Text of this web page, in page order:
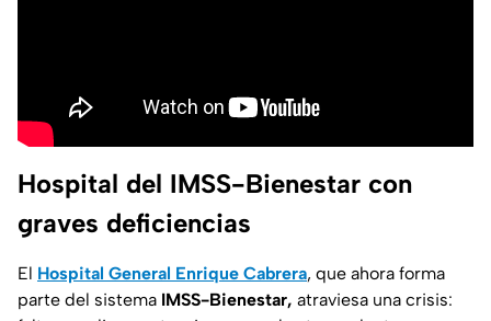
Hospital del IMSS-Bienestar con
graves deficiencias
El Hospital General Enrique Cabrera, que ahora forma
parte del sistema IMSS-Bienestar, atraviesa una crisis: